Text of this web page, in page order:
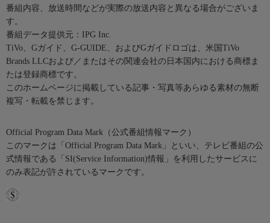
番組内容、放送時間などが実際の放送内容と異なる場合がございま
す。
番組データ提供元：IPG Inc.
TiVo、Gガイド、G-GUIDE、およびGガイドロゴは、米国TiVo
Brands LLCおよび／またはその関連会社の日本国内における商標ま
たは登録商標です。
このホームページに掲載している記事・写真等あらゆる素材の無断
複写・転載を禁じます。
Official Program Data Mark（公式番組情報マーク）
このマークは「Official Program Data Mark」といい、テレビ番組の公
式情報である「SI(Service Information)情報」を利用したサービスに
のみ表記が許されているマークです。